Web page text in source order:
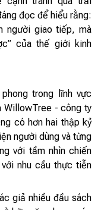
đọc để hiểu rằng:
người giao tiếp, mà
của thế giới kinh
trong lĩnh vực
WillowTree - công ty
có hơn hai thập kỷ
người dùng và từng
với tầm nhìn chiến
nhu cầu thực tiễn
giả nhiều đầu sách